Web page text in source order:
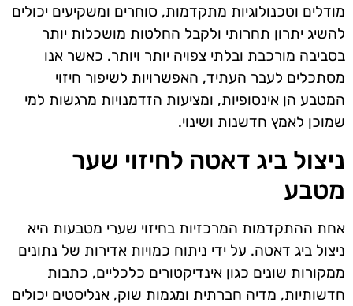
מודלים וטכנולוגיות מתקדמות, סוחרים ומשקיעים יכולים
להשיג יתרון תחרותי ולקבל החלטות מושכלות יותר
בסביבה מורכבת ובלתי צפויה יותר ויותר. כאשר אנו
מסתכלים לעבר העתיד, האפשרויות לשיפור חיזוי
המטבע הן אינסופיות, ומציעות הזדמנויות מרגשות למי
שמוכן לאמץ חדשנות ושינוי.
ניצול ביג דאטה לחיזוי שער
מטבע
אחת ההתקדמות המרכזיות בחיזוי שערי מטבעות היא
ניצול ביג דאטה. על ידי ניתוח כמויות אדירות של נתונים
ממקורות שונים כגון אינדיקטורים כלכליים, כתבות
חדשותיות, מדיה חברתית ומגמות שוק, אנליסטים יכולים